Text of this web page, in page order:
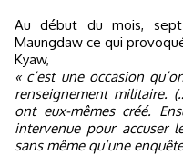
Au début du mois,
Maungdaw ce qui
Kyaw,
« c’est une occasion
renseignement militaire.
ont eux-mêmes créé.
intervenue pour accuser
sans même qu’une